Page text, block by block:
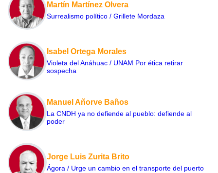
Martín Martínez Olvera
Surrealismo político / Grillete Mordaza
Isabel Ortega Morales
Violeta del Anáhuac / UNAM Por ética retirar
sospecha
Manuel Añorve Baños
La CNDH ya no defiende al pueblo: defiende al
poder
Jorge Luis Zurita Brito
Ágora / Urge un cambio en el transporte del puerto